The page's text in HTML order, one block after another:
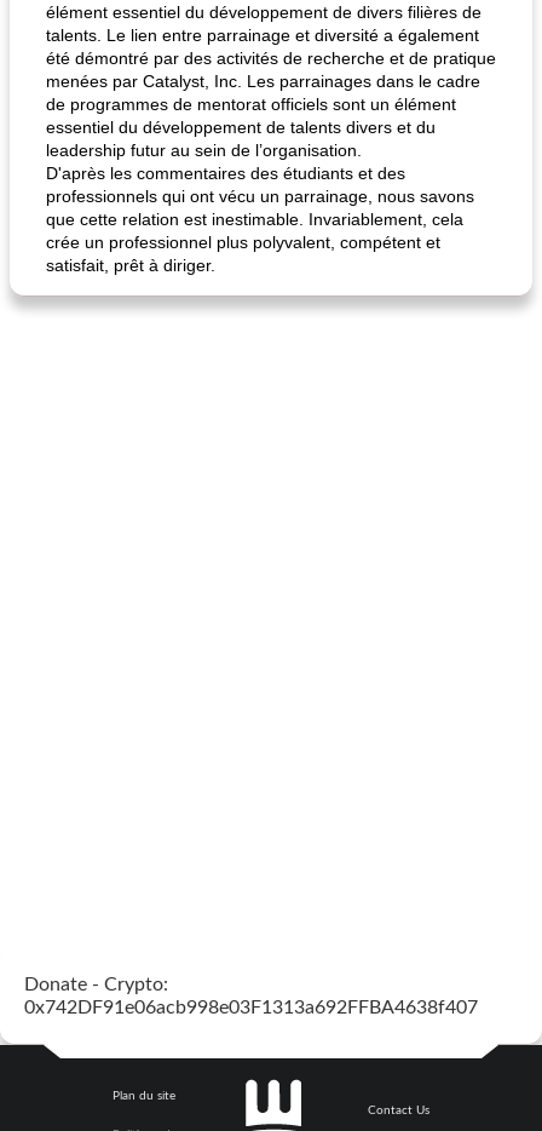
élément essentiel du développement de divers filières de
talents. Le lien entre parrainage et diversité a également
été démontré par des activités de recherche et de pratique
menées par Catalyst, Inc. Les parrainages dans le cadre
de programmes de mentorat officiels sont un élément
essentiel du développement de talents divers et du
leadership futur au sein de l’organisation.
D'après les commentaires des étudiants et des
professionnels qui ont vécu un parrainage, nous savons
que cette relation est inestimable. Invariablement, cela
crée un professionnel plus polyvalent, compétent et
satisfait, prêt à diriger.
Donate - Crypto:
0x742DF91e06acb998e03F1313a692FFBA4638f407
Plan du site
Contact Us